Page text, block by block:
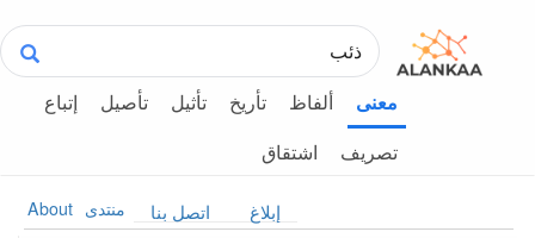
معنى ألفاظ تأريخ تأثيل تأصيل
إتباع
تصريف
اشتقاق
About منتدى اتصل بنا إبلاغ